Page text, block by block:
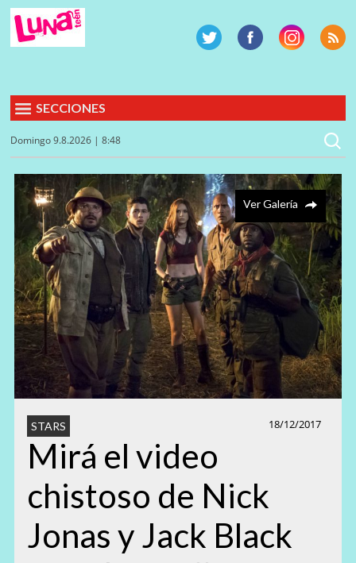
SECCIONES
Domingo 9.8.2026 | 8:48
Ver Galería
18/12/2017
STARS
Mirá el video
chistoso de Nick
Jonas y Jack Black